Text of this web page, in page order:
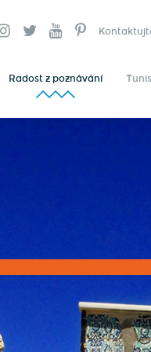
Radost z poznávání